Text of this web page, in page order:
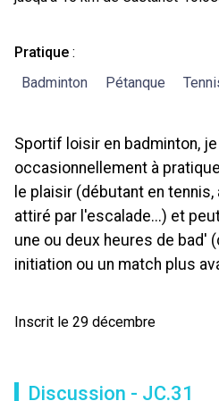
Pratique :
Badminton
Pétanque
Sportif loisir en badminton,
occasionnellement à
le plaisir (débutant en
attiré par l'escalade...) et
une ou deux heures de bad'
initiation ou un match plus
Inscrit le 29 décembre
Discussion - JC.31